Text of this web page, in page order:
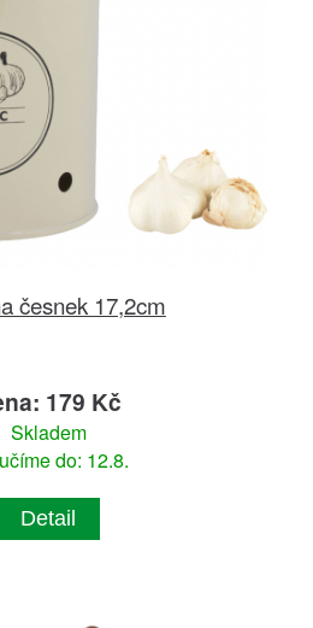
česnek 17,2cm
179 Kč
Skladem
do: 12.8.
Detail